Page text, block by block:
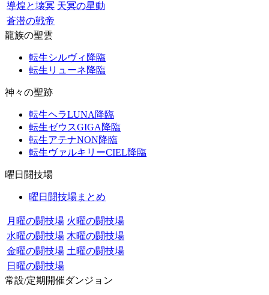
導煌と壊冥 天冥の星動
蒼潜の戦帝
龍族の聖雲
転生シルヴィ降臨
転生リューネ降臨
神々の聖跡
転生ヘラLUNA降臨
転生ゼウスGIGA降臨
転生アテナNON降臨
転生ヴァルキリーCIEL降臨
曜日闘技場
曜日闘技場まとめ
月曜の闘技場 火曜の闘技場
水曜の闘技場 木曜の闘技場
金曜の闘技場 土曜の闘技場
日曜の闘技場
常設/定期開催ダンジョン